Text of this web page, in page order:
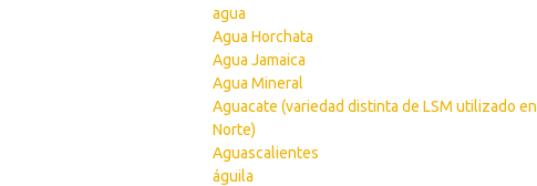
agua
Agua Horchata
Agua Jamaica
Agua Mineral
Aguacate (variedad distinta de LSM utilizado en
Norte)
Aguascalientes
águila